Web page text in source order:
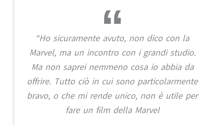
“Ho sicuramente avuto, non dico con la
Marvel, ma un incontro con i grandi studio.
Ma non saprei nemmeno cosa io abbia da
offrire. Tutto ciò in cui sono particolarmente
bravo, o che mi rende unico, non è utile per
fare un film della Marvel